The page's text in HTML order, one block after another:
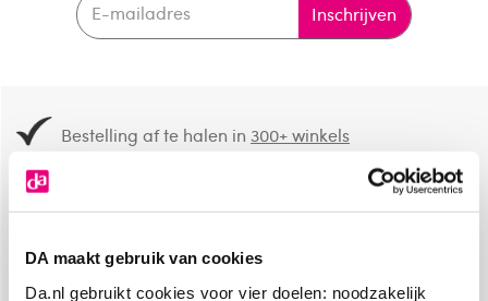
DA maakt gebruik van cookies
Da.nl gebruikt cookies voor vier doelen: noodzakelijk
Inschrijven
Bestelling af te halen in300+ winkels
8.6 uit4.106 reviews